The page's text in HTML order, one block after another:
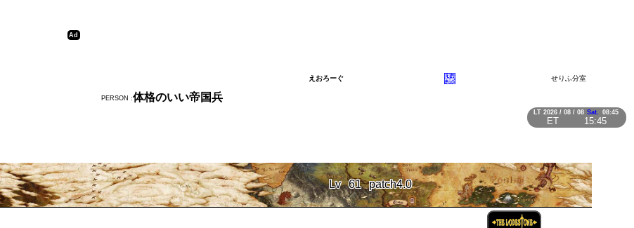
LT 2026 / 08 / 08 Sat. 08:45
ET 15:45
えおろーぐ せりふ分室
PERSON :体格のいい帝国兵
Lv 61 patch4.0